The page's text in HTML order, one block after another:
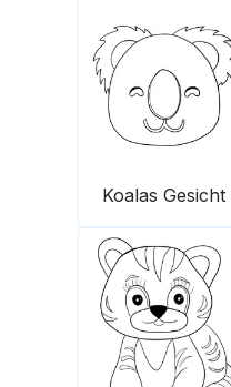
Koalas Gesicht